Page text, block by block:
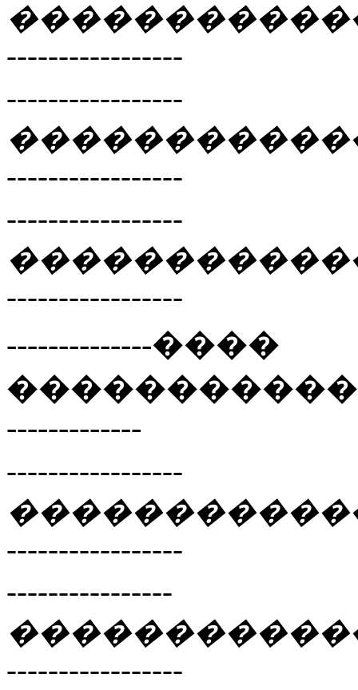
-----------------
-----------------
-----------------
-----------------
-----------------
--------------����
-------------
-----------------
-----------------
----------------
-----------------